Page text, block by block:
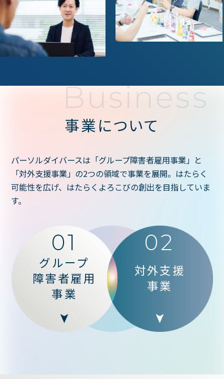
事業について
パーソルダイバースは「グループ障害者雇用事業」と
「対外支援事業」の2つの領域で事業を展開。はたらく
可能性を広げ、はたらくよろこびの創出を目指していま
す。
01
グループ
障害者雇用
事業
02
対外支援
事業